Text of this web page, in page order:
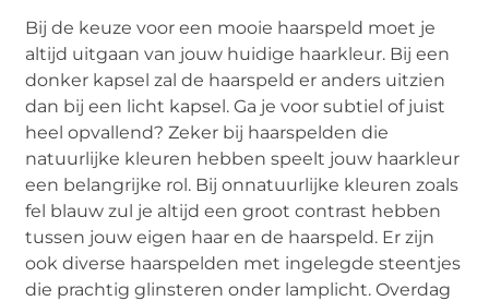
Bij de keuze voor een mooie haarspeld moet je
altijd uitgaan van jouw huidige haarkleur. Bij een
donker kapsel zal de haarspeld er anders uitzien
dan bij een licht kapsel. Ga je voor subtiel of juist
heel opvallend? Zeker bij haarspelden die
natuurlijke kleuren hebben speelt jouw haarkleur
een belangrijke rol. Bij onnatuurlijke kleuren zoals
fel blauw zul je altijd een groot contrast hebben
tussen jouw eigen haar en de haarspeld. Er zijn
ook diverse haarspelden met ingelegde steentjes
die prachtig glinsteren onder lamplicht. Overdag